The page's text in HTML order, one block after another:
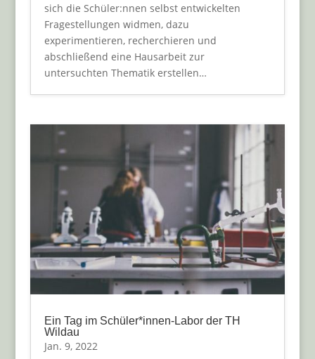
sich die Schüler:nnen selbst entwickelten
Fragestellungen widmen, dazu
experimentieren, recherchieren und
abschließend eine Hausarbeit zur
untersuchten Thematik erstellen…
Ein Tag im Schüler*innen-Labor der TH
Wildau
Jan. 9, 2022